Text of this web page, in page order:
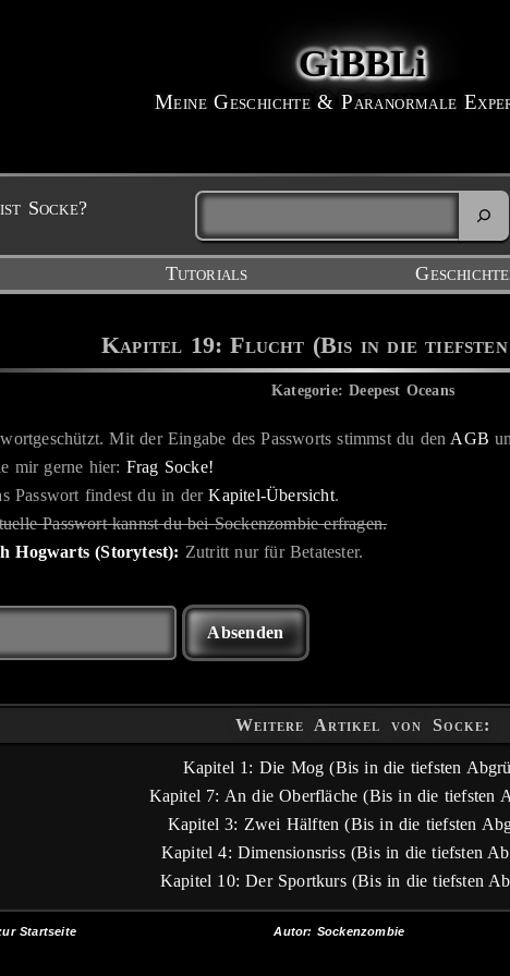
GiBBLi
Meine Geschichte & Paranormale
Socke?
Tutorials
Kapitel 19: Flucht (Bis in die tiefsten
Kategorie: Deepest Oceans
Mit der Eingabe des Passworts stimmst du den AGB
mir gerne hier: Frag Socke!
Passwort findest du in derKapitel-Übersicht.
Passwort kannst du bei Sockenzombie erfragen.
Hogwarts (Storytest): Zutritt nur für Betatester.
Weitere Artikel von Socke:
Kapitel 1: Die Mog (Bis in die tiefsten
Kapitel 7: An die Oberfläche (Bis in die tiefsten
Kapitel 3: Zwei Hälften (Bis in die tiefsten
Kapitel 4: Dimensionsriss (Bis in die tiefsten
Kapitel 10: Der Sportkurs (Bis in die tiefsten
Startseite Autor: Sockenzombie